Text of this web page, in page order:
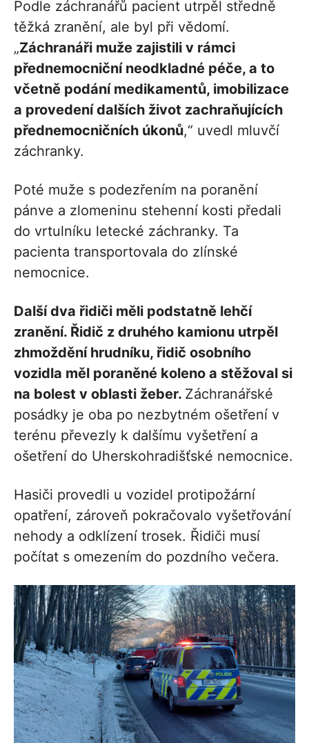
Podle záchranářů pacient utrpěl středně
těžká zranění, ale byl při vědomí.
„Záchranáři muže zajistili v rámci
přednemocniční neodkladné péče, a to
včetně podání medikamentů, imobilizace
a provedení dalších život zachraňujících
přednemocničních úkonů,“ uvedl mluvčí
záchranky.
Poté muže s podezřením na poranění
pánve a zlomeninu stehenní kosti předali
do vrtulníku letecké záchranky. Ta
pacienta transportovala do zlínské
nemocnice.
Další dva řidiči měli podstatně lehčí
zranění. Řidič z druhého kamionu utrpěl
zhmoždění hrudníku, řidič osobního
vozidla měl poraněné koleno a stěžoval si
na bolest v oblasti žeber. Záchranářské
posádky je oba po nezbytném ošetření v
terénu převezly k dalšímu vyšetření a
ošetření do Uherskohradišťské nemocnice.
Hasiči provedli u vozidel protipožární
opatření, zároveň pokračovalo vyšetřování
nehody a odklízení trosek. Řidiči musí
počítat s omezením do pozdního večera.